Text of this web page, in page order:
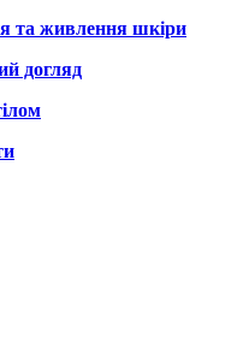
та живлення шкіри
догляд